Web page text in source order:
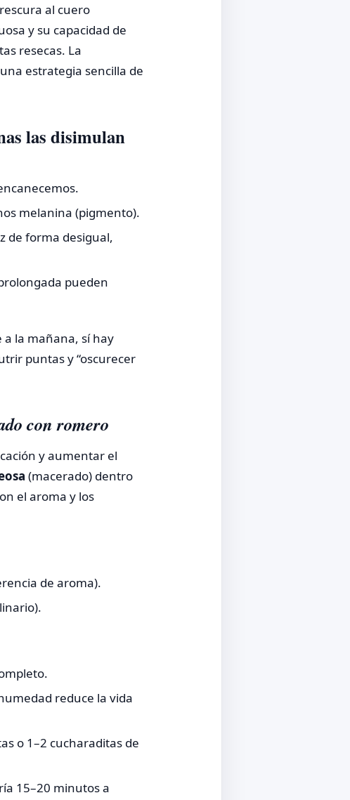
al cuero
y su capacidad de
resecas. La
estrategia sencilla de
las disimulan
melanina (pigmento).
de forma desigual,
pueden
a la mañana, sí hay
puntas y “oscurecer
con romero
y aumentar el
(macerado) dentro
el aroma y los
de aroma).
reduce la vida
o 1–2 cucharaditas de
15–20 minutos a